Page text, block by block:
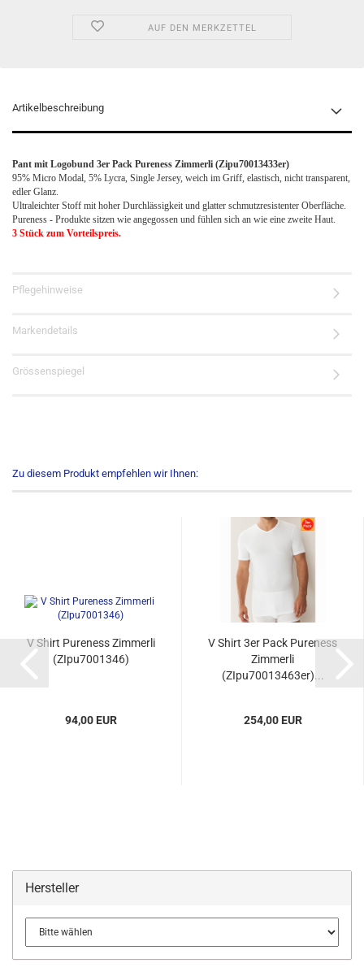
AUF DEN MERKZETTEL
Artikelbeschreibung
Pant mit Logobund 3er Pack Pureness Zimmerli (Zipu70013433er)
95% Micro Modal, 5% Lycra, Single Jersey, weich im Griff, elastisch, nicht transparent,
edler Glanz.
Ultraleichter Stoff mit hoher Durchlässigkeit und glatter schmutzresistenter Oberfläche.
Pureness - Produkte sitzen wie angegossen und fühlen sich an wie eine zweite Haut.
3 Stück zum Vorteilspreis.
Pflegehinweise
Markendetails
Grössenspiegel
Zu diesem Produkt empfehlen wir Ihnen:
V Shirt Pureness Zimmerli
(ZIpu7001346)
94,00 EUR
V Shirt 3er Pack Pureness
Zimmerli
(ZIpu70013463er)...
254,00 EUR
Hersteller